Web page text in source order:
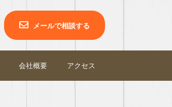
メールで相談する
会社概要 アクセス